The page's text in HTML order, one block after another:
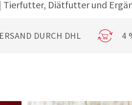
Tierfutter, Diätfutter und
DURCH DHL 4